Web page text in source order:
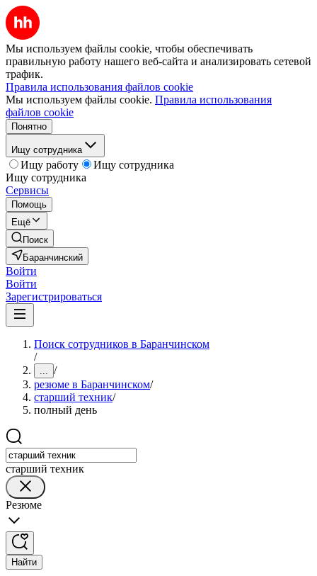
Мы используем файлы cookie, чтобы обеспечивать
правильную работу нашего веб-сайта и анализировать сетевой
трафик.
Правила использования файлов cookie
Мы используем файлы cookie. Правила использования
файлов cookie
Понятно
Ищу сотрудника
Ищу работу
Ищу сотрудника
Ищу сотрудника
Сервисы
Помощь
Ещё
Поиск
Баранчинский
Войти
Войти
Зарегистрироваться
Поиск сотрудников в Баранчинском
/
... /
резюме в Баранчинском/
старший техник/
полный день
старший техник
Резюме
Найти